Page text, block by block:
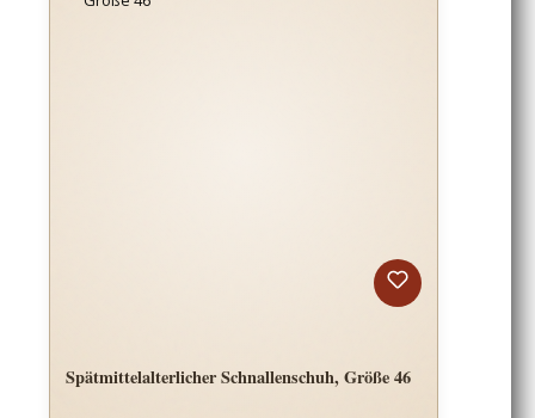
Spätmittelalterlicher Schnallenschuh, Größe 46